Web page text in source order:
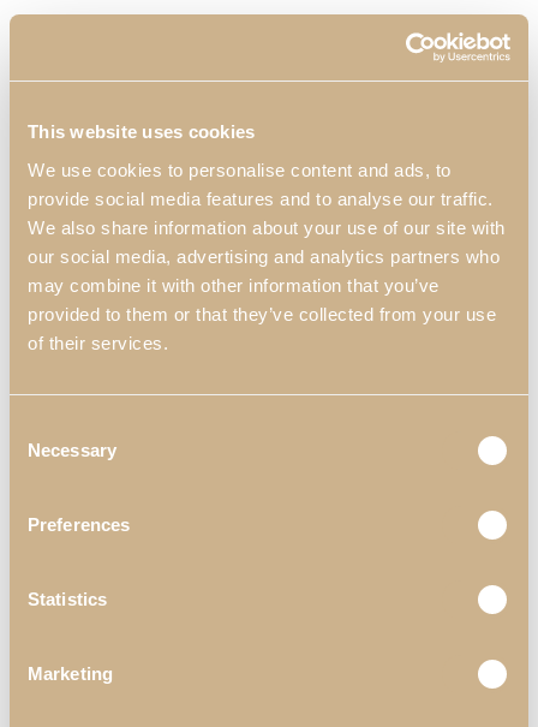
This website uses cookies
We use cookies to personalise content and ads, to
provide social media features and to analyse our traffic.
We also share information about your use of our site with
our social media, advertising and analytics partners who
may combine it with other information that you’ve
provided to them or that they’ve collected from your use
of their services.
Selection
Necessary
Preferences
Statistics
Marketing